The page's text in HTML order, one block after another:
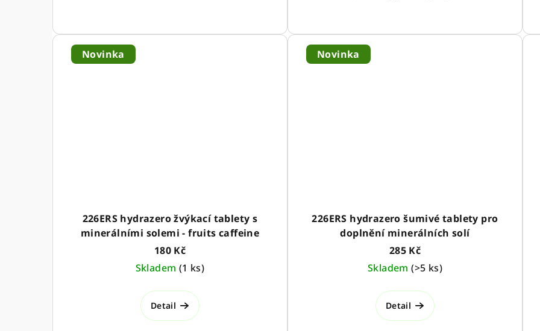
Novinka
226ERS hydrazero žvýkací tablety s
minerálními solemi - fruits caffeine
180 Kč
Skladem (1 ks)
Detail
Novinka
226ERS hydrazero šumivé tablety pro
doplnění minerálních solí
285 Kč
Skladem(>5 ks)
Detail